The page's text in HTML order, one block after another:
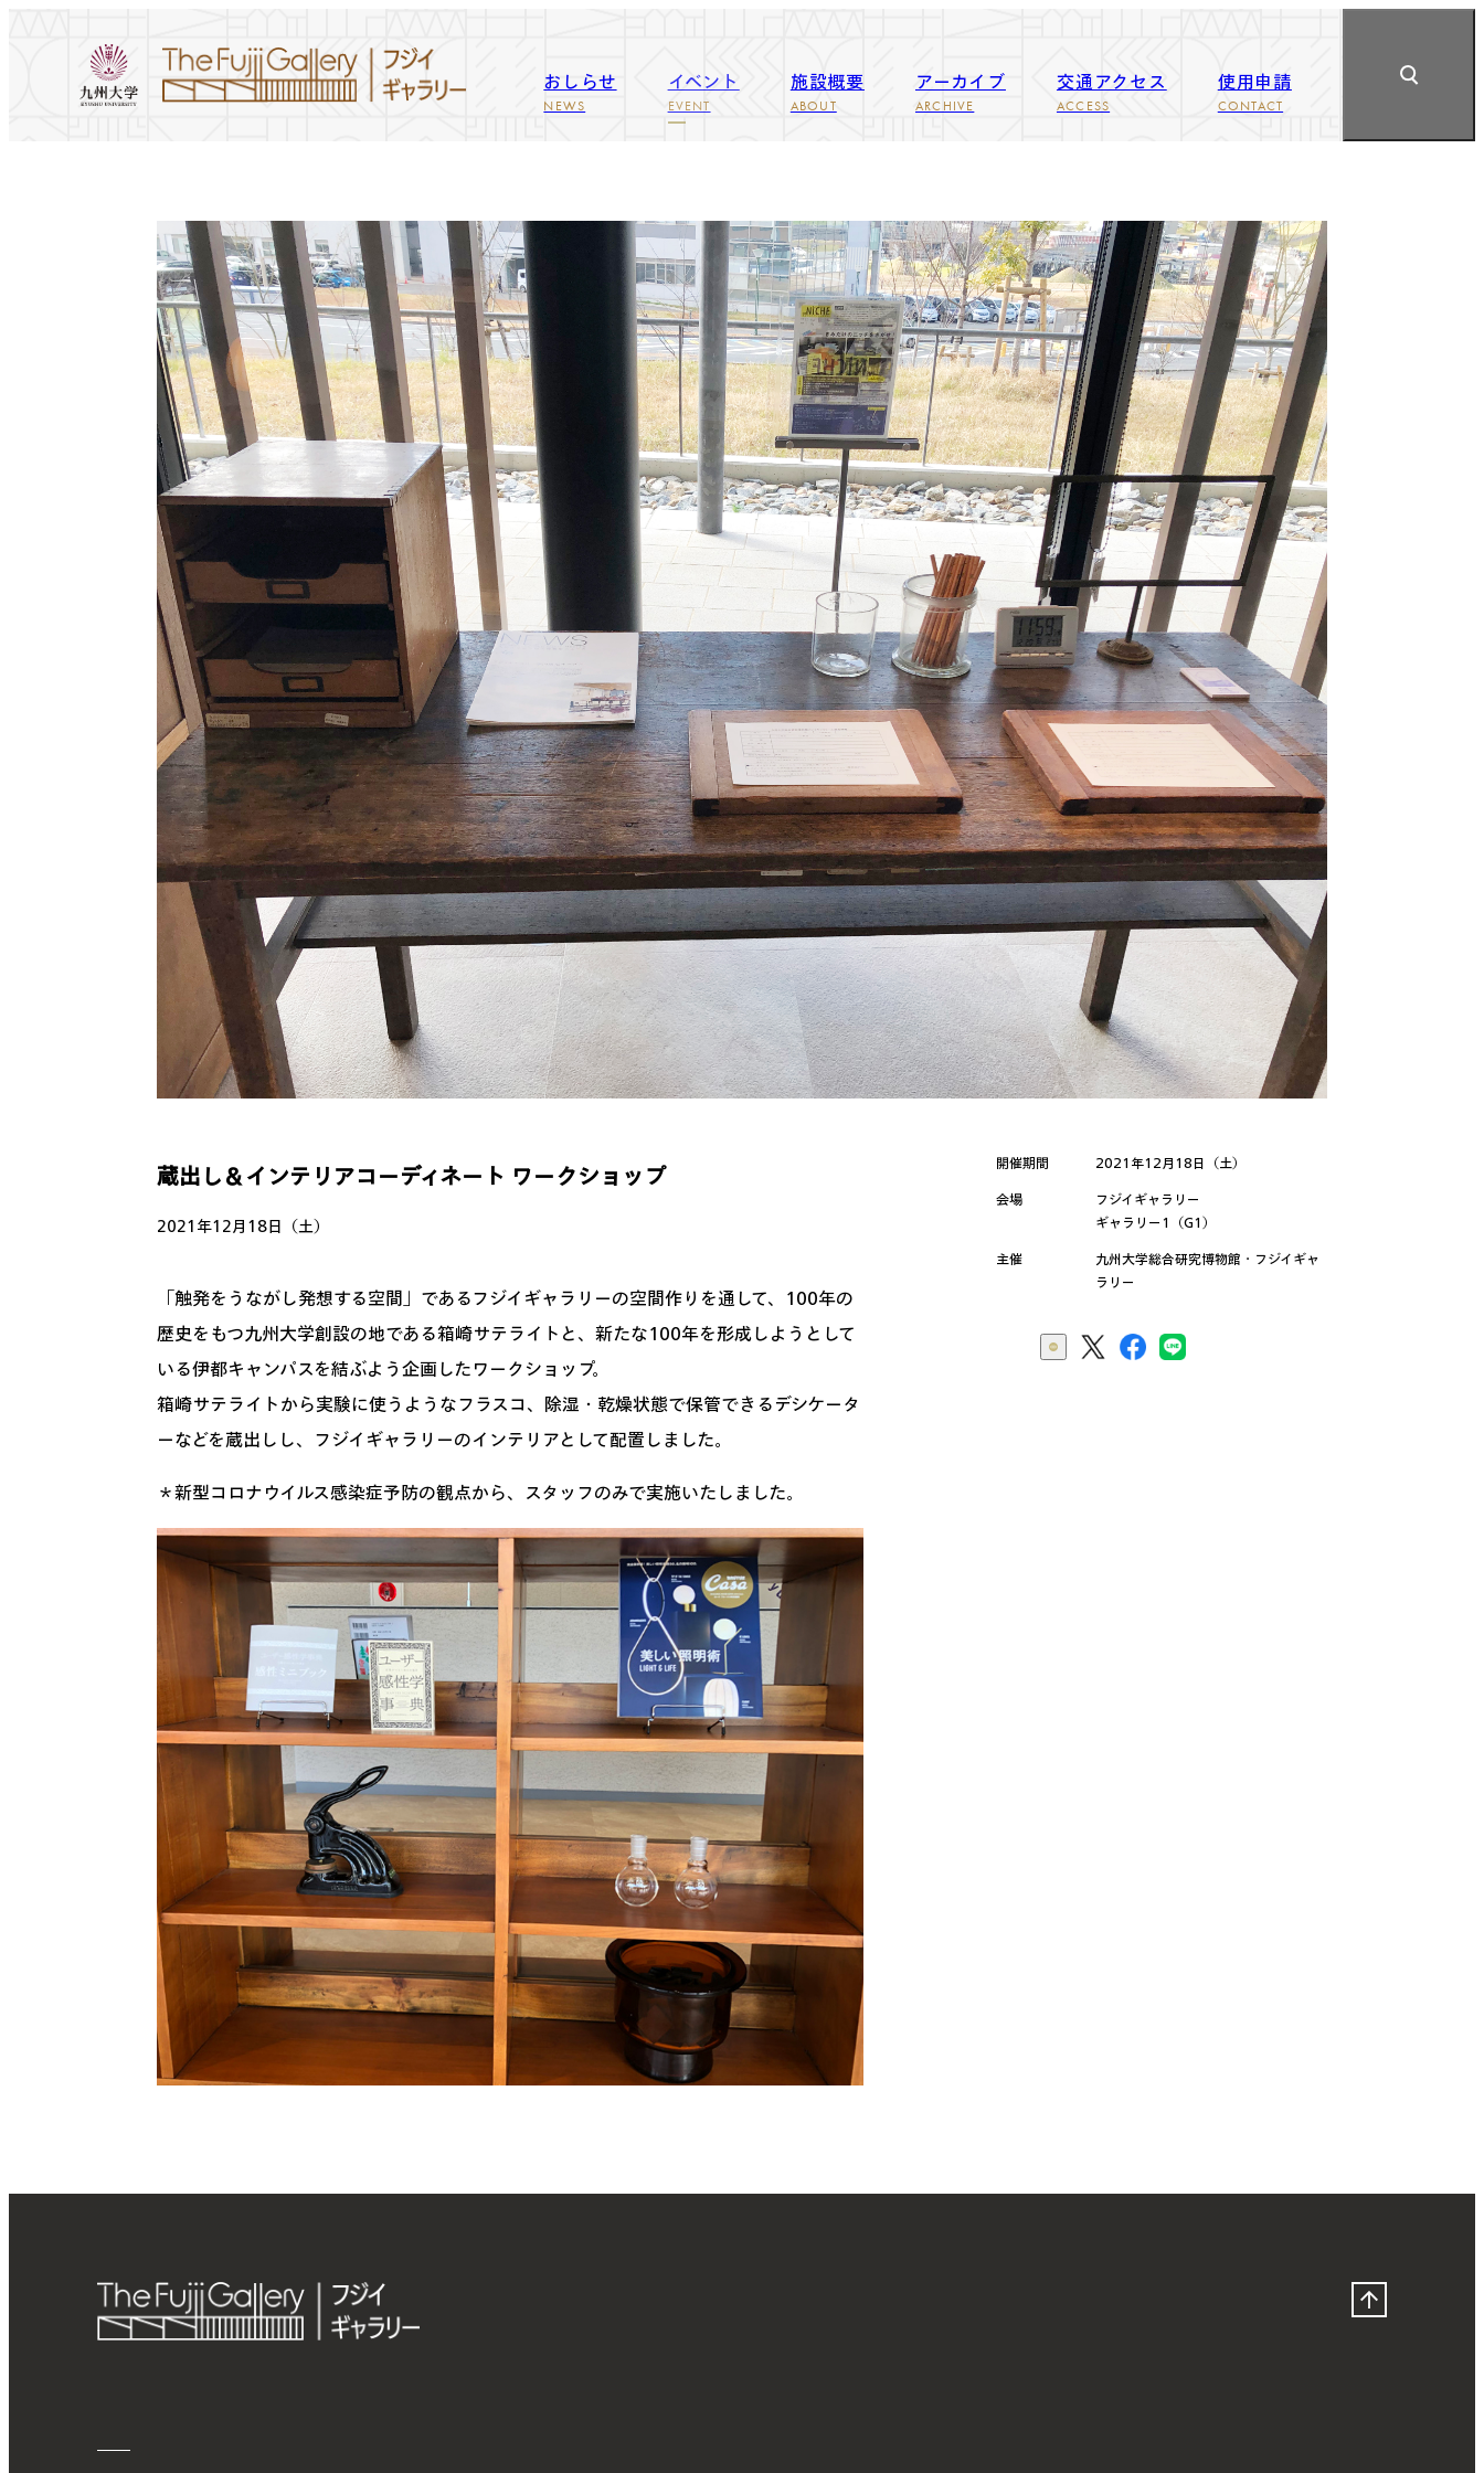
おしらせ
NEWS
イベント
EVENT
施設概要
ABOUT
アーカイブ
ARCHIVE
交通アクセス
ACCESS
使用申請
CONTACT
蔵出し＆インテリアコーディネート ワークショップ
2021年12月18日（土）
「触発をうながし発想する空間」であるフジイギャラリーの空間作りを通して、100年の
歴史をもつ九州大学創設の地である箱崎サテライトと、新たな100年を形成しようとして
いる伊都キャンパスを結ぶよう企画したワークショップ。
箱崎サテライトから実験に使うようなフラスコ、除湿・乾燥状態で保管できるデシケータ
ーなどを蔵出しし、フジイギャラリーのインテリアとして配置しました。
＊新型コロナウイルス感染症予防の観点から、スタッフのみで実施いたしました。
開催期間 2021年12月18日（土）
会場
フジイギャラリー
ギャラリー1（G1）
主催
九州大学総合研究博物館・フジイギャ
ラリー